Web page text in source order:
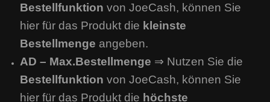
Bestellfunktion von JoeCash, können Sie
hier für das Produkt die kleinste
Bestellmenge angeben.
AD – Max.Bestellmenge ⇒ Nutzen Sie die
Bestellfunktion von JoeCash, können Sie
hier für das Produkt die höchste